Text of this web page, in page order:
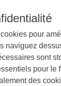
pour
naviguez
sont
pour le
des